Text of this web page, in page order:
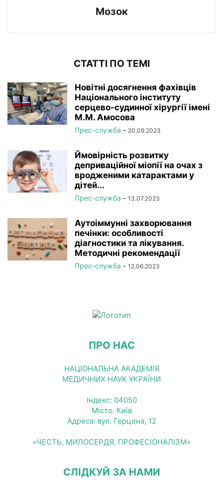
Мозок
СТАТТІ ПО ТЕМІ
Новітні досягнення фахівців
Національного інституту
серцево-судинної хірургії імeні
М.М. Амосова
Прес-служба - 20.09.2023
Ймовірність розвитку
деприваційної міопії на очах з
вродженими катарактами у
дітей...
Прес-служба - 13.07.2023
Аутоіммунні захворювання
печінки: особливості
діагностики та лікування.
Методичні рекомендації
Прес-служба - 12.06.2023
ПРО НАС
НАЦІОНАЛЬНА АКАДЕМІЯ
МЕДИЧНИХ НАУК УКРАЇНИ
Індекс: 04050
Місто: Київ
Адреса: вул. Герцена, 12
«ЧЕСТЬ, МИЛОСЕРДЯ, ПРОФЕСІОНАЛІЗМ»
СЛІДКУЙ ЗА НАМИ